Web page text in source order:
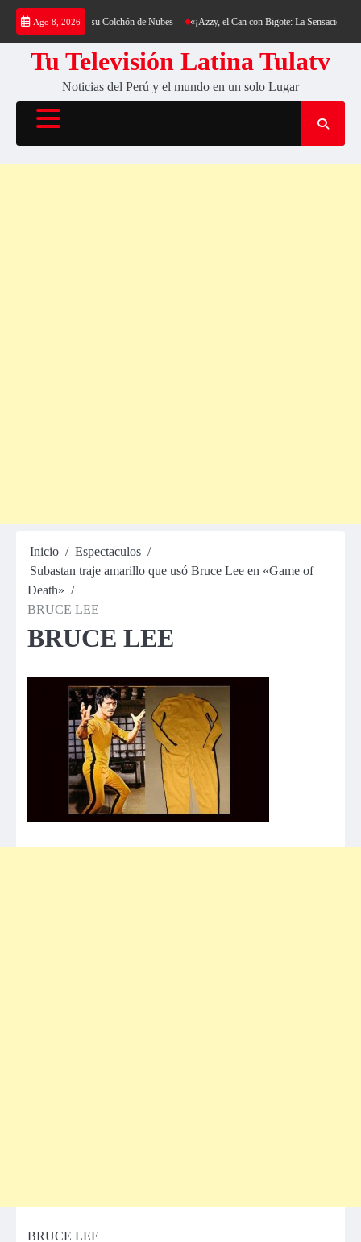
Saltar
contenido
Ago 8, 2026
al Cerro Cantería y su Colchón de Nubes «¡Azzy, el Can con Bigote: La Sensación
Tu Televisión Latina Tulatv
Noticias del Perú y el mundo en un solo Lugar
Inicio
Espectaculos
Subastan traje amarillo que usó Bruce Lee en «Game of
Death»
BRUCE LEE
BRUCE LEE
BRUCE LEE